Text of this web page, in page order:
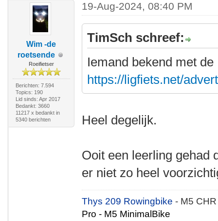
Wim -de
roetsende
Roeifietser
Berichten: 7.594
Topics: 190
Lid sinds: Apr 2017
Bedankt: 3660
11217 x bedankt in
5340 berichten
19-Aug-2024, 08:40 PM
TimSch schreef:
Iemand bekend met
https://ligfiets.net/
Heel degelijk.
Ooit een leerling gehad
er niet zo heel
Thys 209 Rowingbike- M5
Pro - M5 MinimalBike